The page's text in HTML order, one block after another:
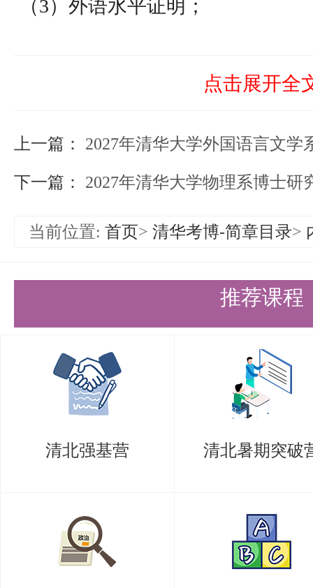
（3）外语水平证明；
（5）本科学历证书（须附学信
（6）学士学位证书（须附学信网
线验证报告》）；
（8）清华大学研究生招生考生诚
表》；
（10）本人自述：请用不超过
博士生的原因和优势、选择五道
阐述对博士阶段学术研究的理解
（11）中英文简历；
（12）其他可证明科研水平和能
点击展开全
上一篇： 2027年清华大学外国语言文学
下一篇： 2027年清华大学物理系博士研
当前位置: 首页> 清华考博-简章目录>
推荐课程
清北强基营 清北暑期突破